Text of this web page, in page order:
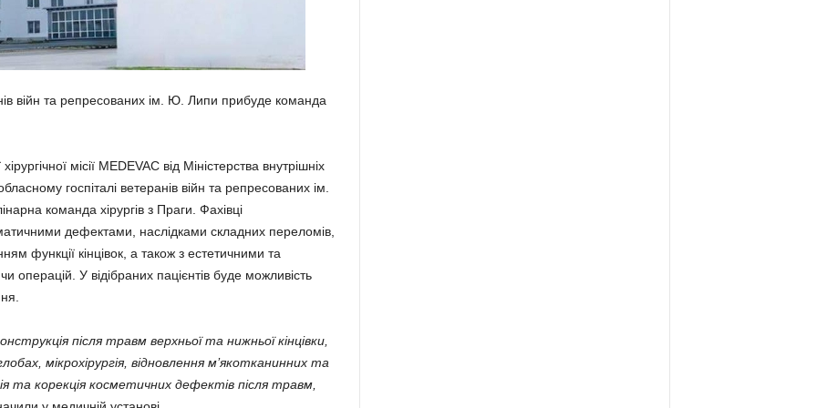
війн та репресованих ім. Ю. Липи прибуде команда
місії MEDEVAC від Міністерства внутрішніх
госпіталі ветеранів війн та репресованих ім.
команда хірургів з Праги. Фахівці
дефектами, наслідками складних переломів,
функції кінцівок, а також з естетичними та
У відібраних пацієнтів буде можливість
після травм верхньої та нижньої кінцівки,
мікрохірургія, відновлення м’якотканинних та
та корекція косметичних дефектів після травм,